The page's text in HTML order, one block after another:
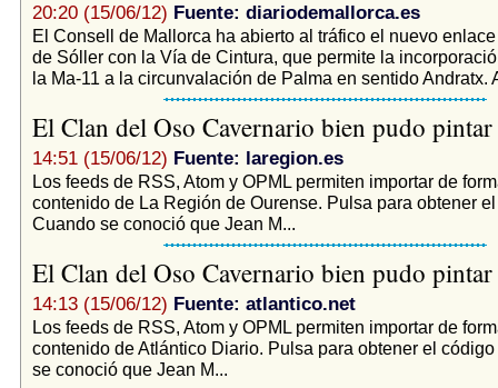
20:20 (15/06/12) Fuente: diariodemallorca.es
El Consell de Mallorca ha abierto al tráfico el nuevo
de Sóller con la Vía de Cintura, que permite la
la Ma-11 a la circunvalación de Palma en sentido Andratx.
El Clan del Oso Cavernario bien pudo
14:51 (15/06/12) Fuente: laregion.es
Los feeds de RSS, Atom y OPML permiten importar de
contenido de La Región de Ourense. Pulsa para obtener
Cuando se conoció que Jean M...
El Clan del Oso Cavernario bien pudo
14:13 (15/06/12) Fuente: atlantico.net
Los feeds de RSS, Atom y OPML permiten importar de
contenido de Atlántico Diario. Pulsa para obtener el
se conoció que Jean M...